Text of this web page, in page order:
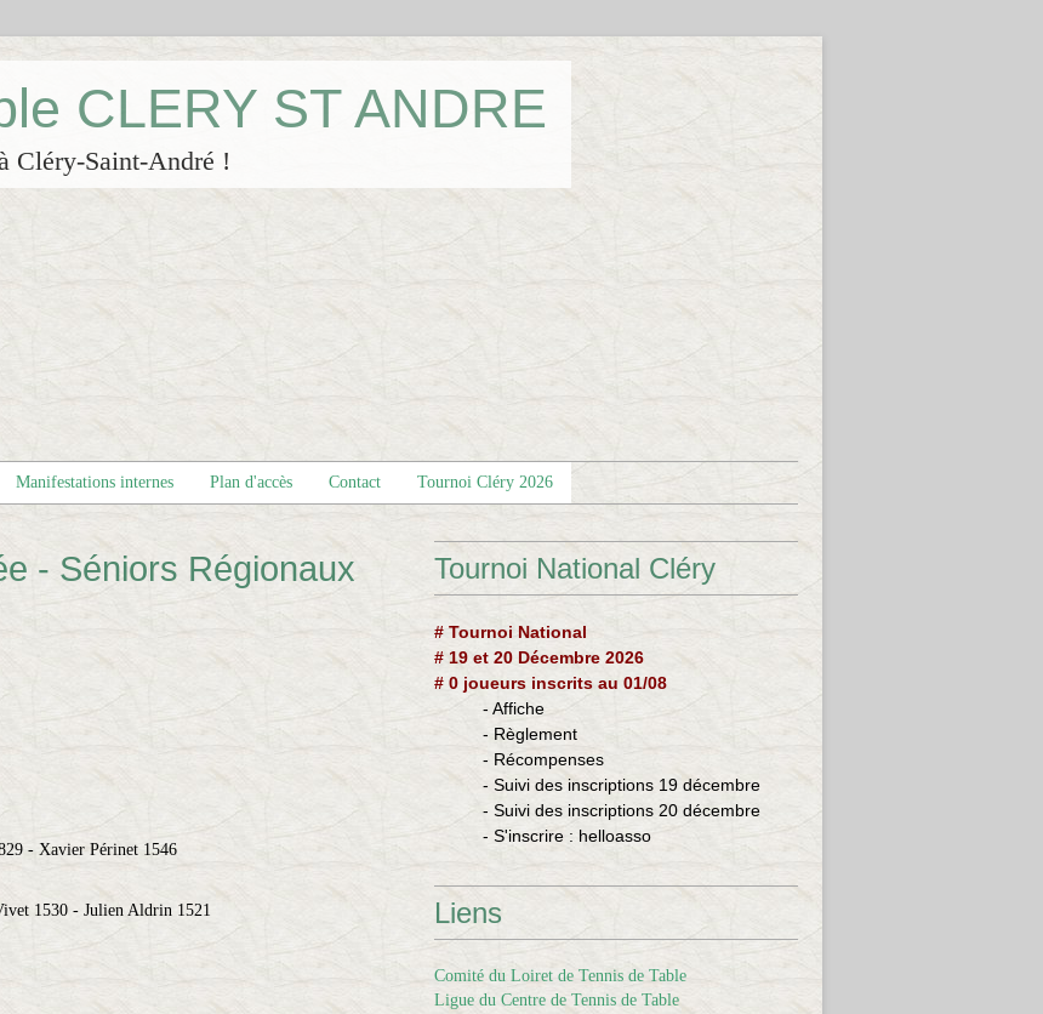
CLERY ST ANDRE
Cléry-Saint-André !
Manifestations internes Plan d'accès Contact Tournoi Cléry 2026
- Séniors Régionaux
- Xavier Périnet 1546
1530 - Julien Aldrin 1521
Tournoi National Cléry
# Tournoi National
# 19 et 20 Décembre 2026
# 0 joueurs inscrits au 01/08
- Affiche
- Règlement
- Récompenses
- Suivi des inscriptions 19 décembre
- Suivi des inscriptions 20 décembre
- S'inscrire : helloasso
Liens
Comité du Loiret de Tennis de Table
Ligue du Centre de Tennis de Table